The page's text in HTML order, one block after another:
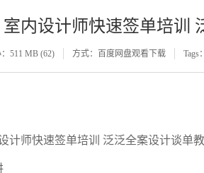
室内设计师快速签单培训
511 MB (62) 方式：百度网盘观看下载 Tags
计师快速签单培训 泛泛全案设计谈单